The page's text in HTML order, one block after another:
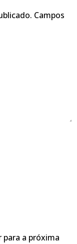
Campos
para a próxima